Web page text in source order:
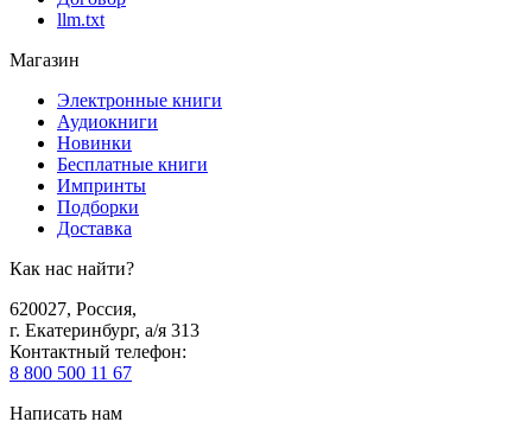
llm.txt
Магазин
Электронные книги
Аудиокниги
Новинки
Бесплатные книги
Импринты
Подборки
Доставка
Как нас найти?
620027, Россия,
г. Екатеринбург, а/я 313
Контактный телефон:
8 800 500 11 67
Написать нам